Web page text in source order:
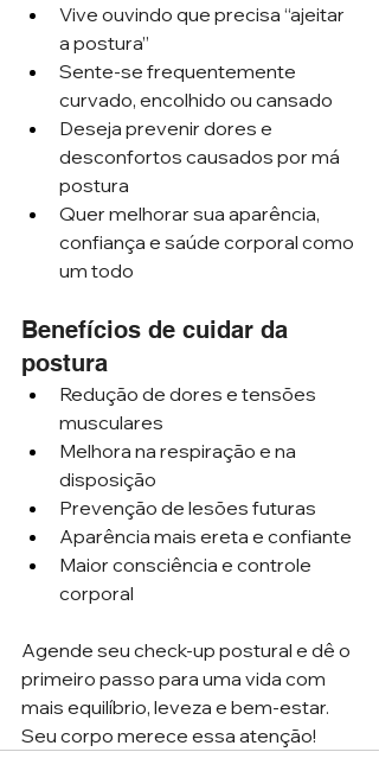
Vive ouvindo que precisa “ajeitar
a postura”
Sente-se frequentemente
curvado, encolhido ou cansado
Deseja prevenir dores e
desconfortos causados por má
postura
Quer melhorar sua aparência,
confiança e saúde corporal como
um todo
Benefícios de cuidar da
postura
Redução de dores e tensões
musculares
Melhora na respiração e na
disposição
Prevenção de lesões futuras
Aparência mais ereta e confiante
Maior consciência e controle
corporal
Agende seu check-up postural e dê o
primeiro passo para uma vida com
mais equilíbrio, leveza e bem-estar.
Seu corpo merece essa atenção!